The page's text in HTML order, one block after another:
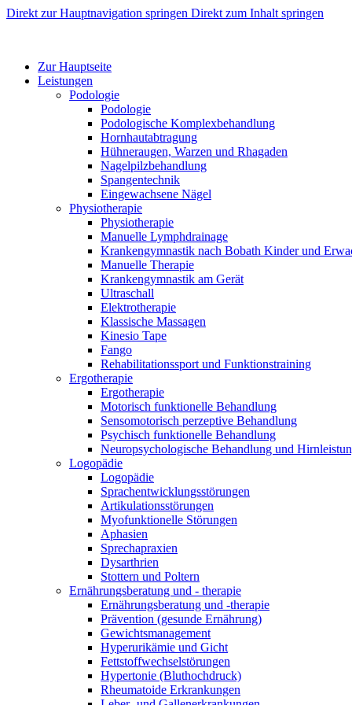
Direkt zur Hauptnavigation springen Direkt zum Inhalt springen
Zur Hauptseite
Leistungen
Podologie
Podologie
Podologische Komplexbehandlung
Hornhautabtragung
Hühneraugen, Warzen und Rhagaden
Nagelpilzbehandlung
Spangentechnik
Eingewachsene Nägel
Physiotherapie
Physiotherapie
Manuelle Lymphdrainage
Krankengymnastik nach Bobath Kinder und
Manuelle Therapie
Krankengymnastik am Gerät
Ultraschall
Elektrotherapie
Klassische Massagen
Kinesio Tape
Fango
Rehabilitationssport und Funktionstraining
Ergotherapie
Ergotherapie
Motorisch funktionelle Behandlung
Sensomotorisch perzeptive Behandlung
Psychisch funktionelle Behandlung
Neuropsychologische Behandlung und
Logopädie
Logopädie
Sprachentwicklungsstörungen
Artikulationsstörungen
Myofunktionelle Störungen
Aphasien
Sprechapraxien
Dysarthrien
Stottern und Poltern
Ernährungsberatung und - therapie
Ernährungsberatung und -therapie
Prävention (gesunde Ernährung)
Gewichtsmanagement
Hyperurikämie und Gicht
Fettstoffwechselstörungen
Hypertonie (Bluthochdruck)
Rheumatoide Erkrankungen